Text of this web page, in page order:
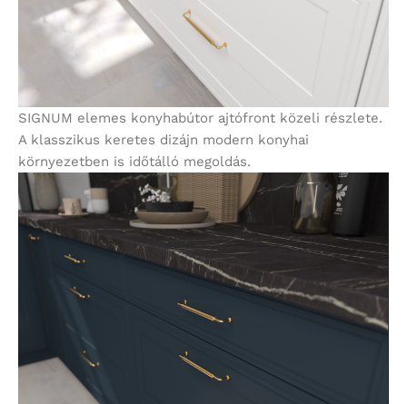
SIGNUM elemes konyhabútor ajtófront közeli részlete.
A klasszikus keretes dizájn modern konyhai
környezetben is időtálló megoldás.